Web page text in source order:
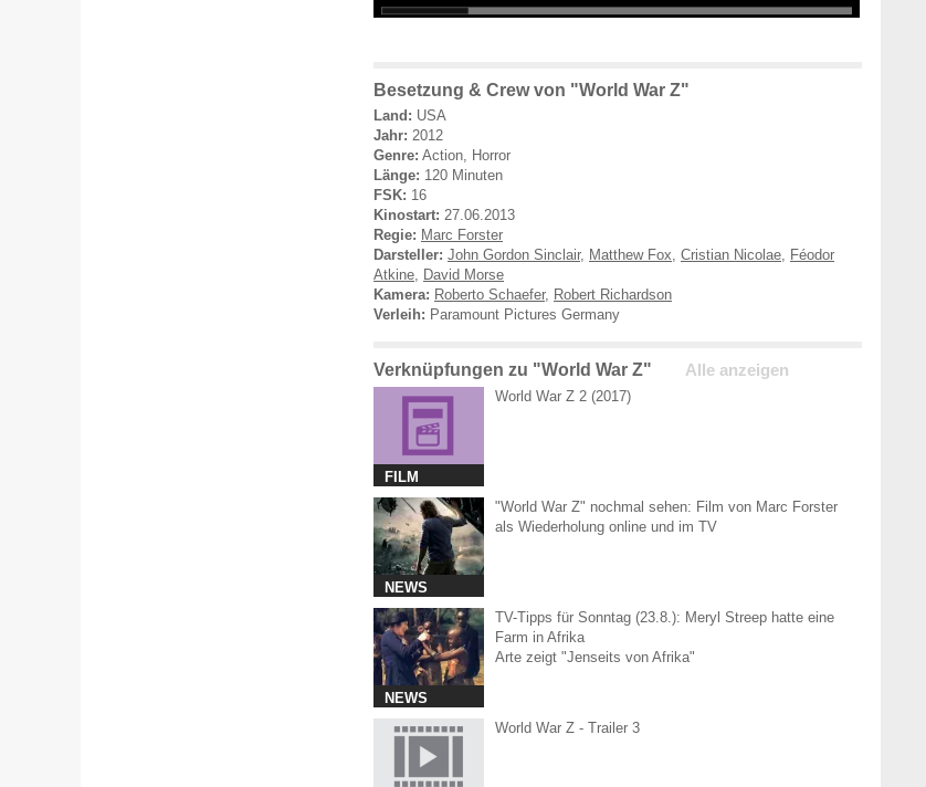
Besetzung & Crew von "World War Z"
Land: USA
Jahr: 2012
Genre: Action, Horror
Länge: 120 Minuten
FSK: 16
Kinostart: 27.06.2013
Regie: Marc Forster
Darsteller: John Gordon Sinclair, Matthew Fox, Cristian Nicolae, Féodor
Atkine, David Morse
Kamera: Roberto Schaefer, Robert Richardson
Verleih: Paramount Pictures Germany
Verknüpfungen zu "World War Z" Alle anzeigen
FILM
World War Z 2 (2017)
NEWS
"World War Z" nochmal sehen: Film von Marc Forster
als Wiederholung online und im TV
NEWS
TV-Tipps für Sonntag (23.8.): Meryl Streep hatte eine
Farm in Afrika
Arte zeigt "Jenseits von Afrika"
World War Z - Trailer 3